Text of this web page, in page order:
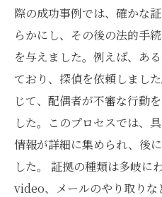
際の成功事例では、確かな
らかにし、その後の法的手
を与えました。例えば、あ
ており、探偵を依頼しまし
じて、配偶者が不審な行動
した。このプロセスでは、
情報が詳細に集められ、後
した。 証拠の種類は多岐に
video、メールのやり取りな